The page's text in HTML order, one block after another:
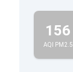
156
AQI PM2.5